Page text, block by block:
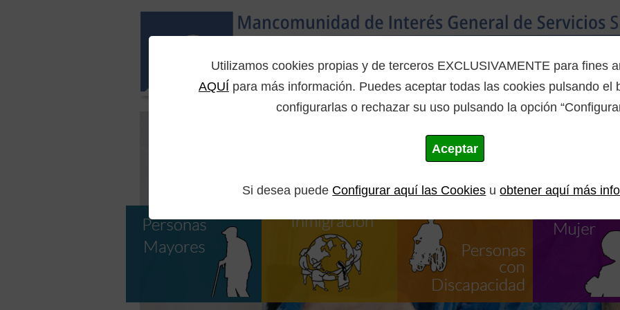
Utilizamos cookies propias y de terceros EXCLUSIVAMENTE para fines
AQUÍ para más información. Puedes aceptar todas las cookies pulsando el
configurarlas o rechazar su uso pulsando la opción
Aceptar
Si desea puede Configurar aquí las Cookies uobtener aquí más
Inicio La Mancomunidad Programas